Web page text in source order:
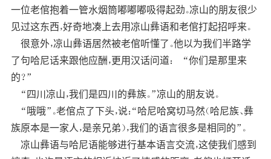
一位老倌抱着一管水烟筒嘟嘟嘟吸得起劲。凉山的朋友很少
见过这东西，好奇地凑上去用凉山彝语和老倌打起招呼来。
很意外，凉山彝语居然被老倌听懂了。他以为我们半路学
了句哈尼话来跟他应酬，更用汉话问道： “你们是那里来
的？”
“四川凉山，我们是四川的彝族。”凉山的朋友说。
“哦哦”。老倌点了下头，说：“哈尼哈窝切马然（哈尼族、彝
族原本是一家人，是亲兄弟），我们的语言很多是相同的”。
凉山彝语与哈尼语能够进行基本语言交流，这使我们感到